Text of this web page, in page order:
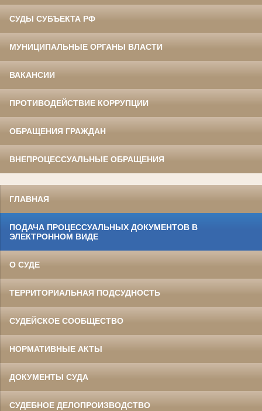
СУДЫ СУБЪЕКТА РФ
МУНИЦИПАЛЬНЫЕ ОРГАНЫ ВЛАСТИ
ВАКАНСИИ
ПРОТИВОДЕЙСТВИЕ КОРРУПЦИИ
ОБРАЩЕНИЯ ГРАЖДАН
ВНЕПРОЦЕССУАЛЬНЫЕ ОБРАЩЕНИЯ
ГЛАВНАЯ
ПОДАЧА ПРОЦЕССУАЛЬНЫХ ДОКУМЕНТОВ В
ЭЛЕКТРОННОМ ВИДЕ
О СУДЕ
ТЕРРИТОРИАЛЬНАЯ ПОДСУДНОСТЬ
СУДЕЙСКОЕ СООБЩЕСТВО
НОРМАТИВНЫЕ АКТЫ
ДОКУМЕНТЫ СУДА
СУДЕБНОЕ ДЕЛОПРОИЗВОДСТВО